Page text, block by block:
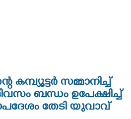
കമ്പ്യൂട്ടർ സമ്മാനിച്ച്
ബന്ധം ഉപേക്ഷിച്ച്
തേടി യുവാവ്